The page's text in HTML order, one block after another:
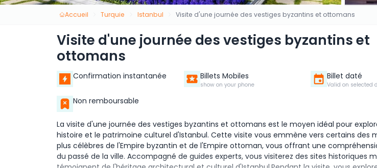
Accueil Turquie Istanbul Visite d'une journée des vestiges byzantins et ottomans
Visite d'une journée des vestiges byzantins et
ottomans
Confirmation instantanée Billets Mobiles
show on your phone
Billet daté
Valid on selected
Non remboursable
La visite d'une journée des vestiges byzantins et ottomans est le moyen idéal pour
histoire et le patrimoine culturel d'Istanbul. Cette visite vous emmène vers certains des
plus célèbres de l'Empire byzantin et de l'Empire ottoman, vous offrant une
du passé de la ville. Accompagné de guides experts, vous visiterez des sites historiques